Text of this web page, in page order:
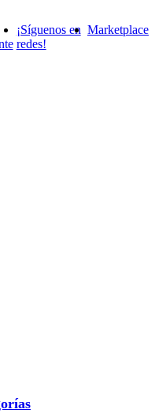
¡Síguenos en
redes!
Marketplace